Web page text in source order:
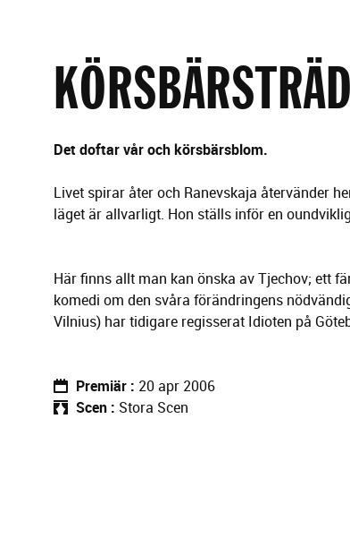
i
n
g
Det doftar vår och körsbärsblom.
Livet spirar åter och Ranevskaja återvänder
läget är allvarligt. Hon ställs inför en
Här finns allt man kan önska av Tjechov; ett
komedi om den svåra förändringens
Vilnius) har tidigare regisserat Idioten på
Premiär
20 apr 2006
Scen
Stora Scen